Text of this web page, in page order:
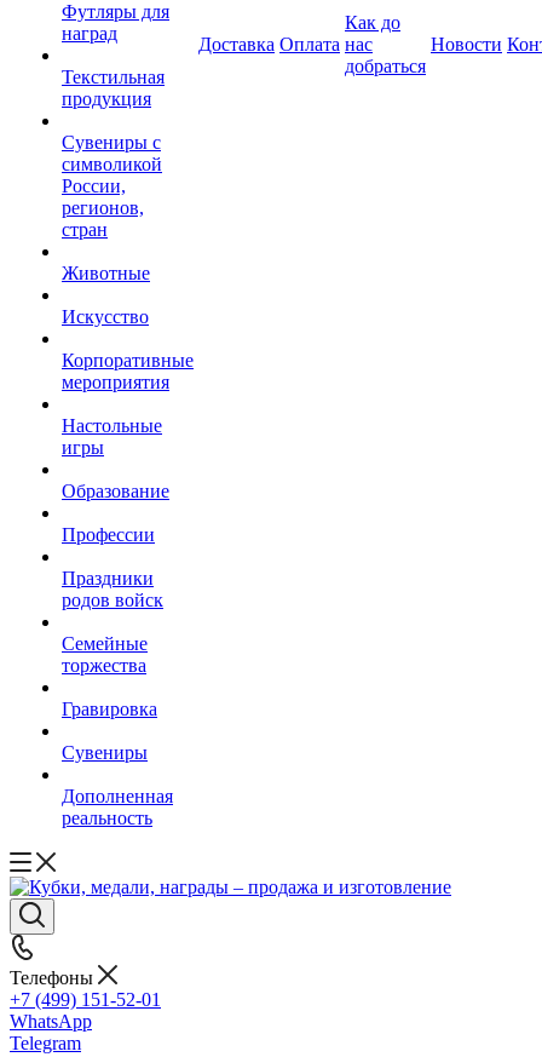
Футляры для
наград
Текстильная
продукция
Сувениры с
символикой
России,
регионов,
стран
Животные
Искусство
Корпоративные
мероприятия
Настольные
игры
Образование
Профессии
Праздники
родов войск
Семейные
торжества
Гравировка
Сувениры
Дополненная
реальность
Доставка Оплата
Как до
нас
добраться
Новости
Телефоны
+7 (499) 151-52-01
WhatsApp
Telegram